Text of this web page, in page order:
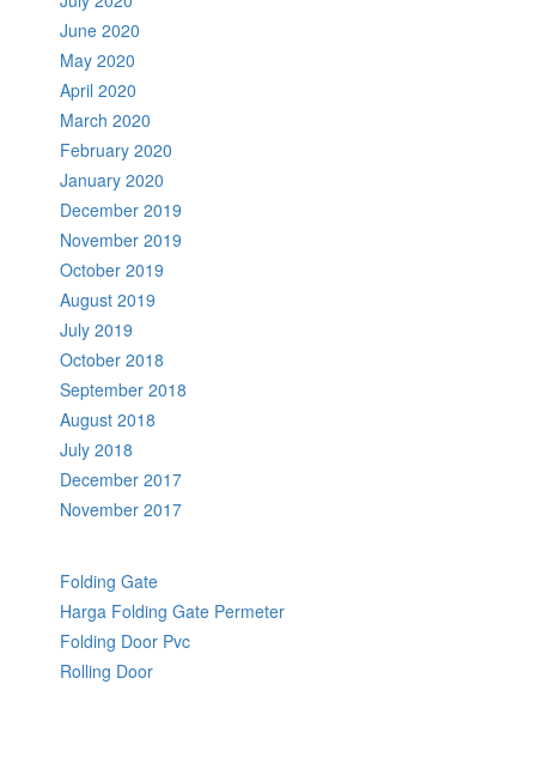
June 2020
May 2020
April 2020
March 2020
February 2020
January 2020
December 2019
November 2019
October 2019
August 2019
July 2019
October 2018
September 2018
August 2018
July 2018
December 2017
November 2017
Folding Gate
Harga Folding Gate Permeter
Folding Door Pvc
Rolling Door